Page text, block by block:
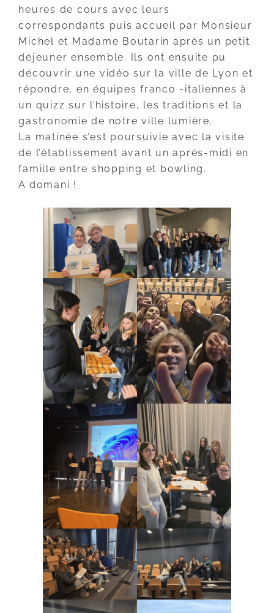
heures de cours avec leurs
correspondants puis accueil par Monsieur
Michel et Madame Boutarin après un petit
déjeuner ensemble. Ils ont ensuite pu
découvrir une vidéo sur la ville de Lyon et
répondre, en équipes franco -italiennes à
un quizz sur l’histoire, les traditions et la
gastronomie de notre ville lumière.
La matinée s’est poursuivie avec la visite
de l’établissement avant un après-midi en
famille entre shopping et bowling.
A domani !